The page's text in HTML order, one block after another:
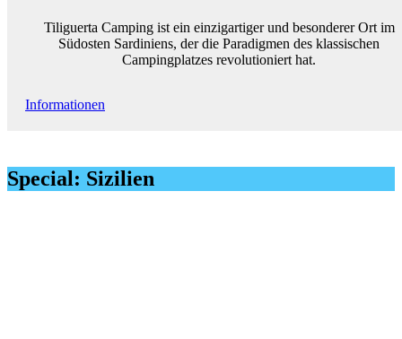
Tiliguerta Camping ist ein einzigartiger und besonderer Ort im
Südosten Sardiniens, der die Paradigmen des klassischen
Campingplatzes revolutioniert hat.
Informationen
Special: Sizilien